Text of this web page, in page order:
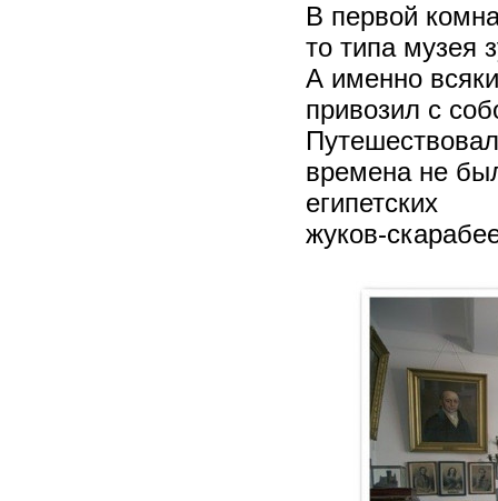
В первой
то типа музея
А именно
привозил с
времена не
египетских
жуков-